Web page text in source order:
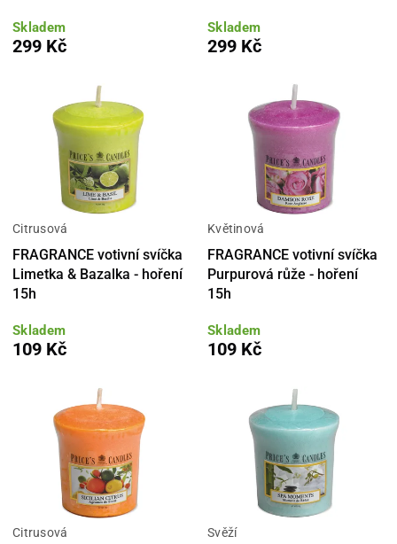
Skladem
299 Kč
Skladem
299 Kč
Citrusová
FRAGRANCE votivní svíčka
Limetka & Bazalka - hoření
15h
Skladem
109 Kč
Květinová
FRAGRANCE votivní svíčka
Purpurová růže - hoření
15h
Skladem
109 Kč
Citrusová Svěží